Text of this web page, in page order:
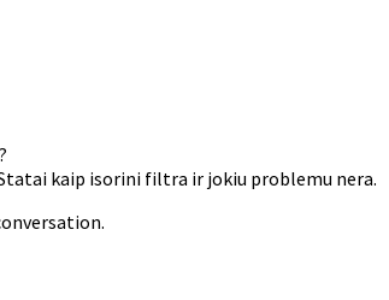
kaip isorini filtra ir jokiu problemu nera.